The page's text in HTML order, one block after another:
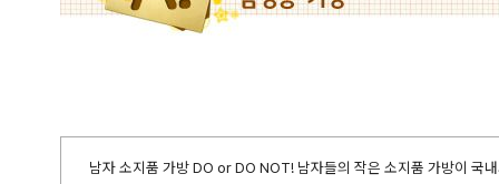
남자 소지품 가방 DO or DO NOT! 남자들의 작은 소지품 가방이 국